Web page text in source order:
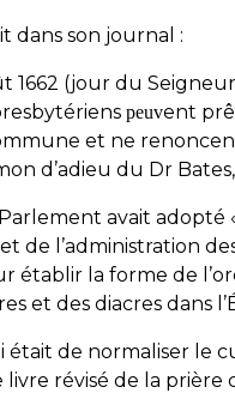
dans son journal :
1662 (jour du
peuvent
et ne renoncent
d’adieu du Dr Bates,
avait
de l’administration
établir la forme de
et des diacres dans
était de normaliser le
révisé de la